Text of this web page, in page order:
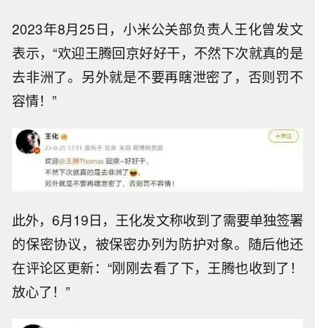
2023年8月25日，小米公关部负责人王化曾发文
表示，“欢迎王腾回京好好干，不然下次就真的是
去非洲了。另外就是不要再瞎泄密了，否则罚不
容情！”
此外，6月19日，王化发文称收到了需要单独签署
的保密协议，被保密办列为防护对象。随后他还
在评论区更新：“刚刚去看了下，王腾也收到了！
放心了！”